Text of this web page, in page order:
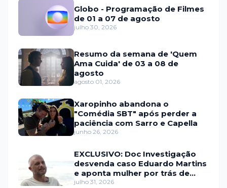
Globo - Programação de Filmes
de 01 a 07 de agosto
julho 30, 2026
Resumo da semana de 'Quem
Ama Cuida' de 03 a 08 de
agosto
agosto 01, 2026
Xaropinho abandona o
"Comédia SBT" após perder a
paciência com Sarro e Capella
junho 26, 2026
EXCLUSIVO: Doc Investigação
desvenda caso Eduardo Martins
e aponta mulher por trás de
fraude internacional
julho 31, 2026